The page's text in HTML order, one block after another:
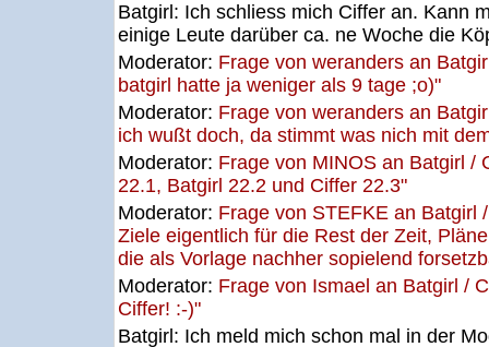
Batgirl: Ich schliess mich Ciffer an. Kann
einige Leute darüber ca. ne Woche die
Moderator: Frage von weranders an
batgirl hatte ja weniger als 9 tage ;o)"
Moderator: Frage von weranders an
ich wußt doch, da stimmt was nich mit
Moderator: Frage von MINOS an Batgirl
22.1, Batgirl 22.2 und Ciffer 22.3"
Moderator: Frage von STEFKE an
Ziele eigentlich für die Rest der Zeit,
die als Vorlage nachher sopielend
Moderator: Frage von Ismael an Batgirl /
Ciffer! :-)"
Batgirl: Ich meld mich schon mal in der